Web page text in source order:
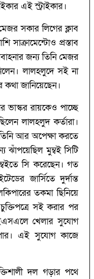
এই স্ট্রাইকার।
সকার লিগের ক্লাব
সাক্রামেন্টোও প্রস্তাব
জন্য তিনি মেজর
লালহলুদে সই না
কথা জানিয়েছেন।
ভাস্কর রায়কেও পাচ্ছে
লালহলুদ কর্তারা।
আর অপেক্ষা করতে
ঝঁাপয়েছিল মুম্বই সিটি
সি করেছেন। গত
জার্সিতে দুর্দান্ত
তকমা ছিনিয়ে
সই করার পর
খেলার সুযোগ
এই সুযোগ কাজে
দল গড়ার পথে